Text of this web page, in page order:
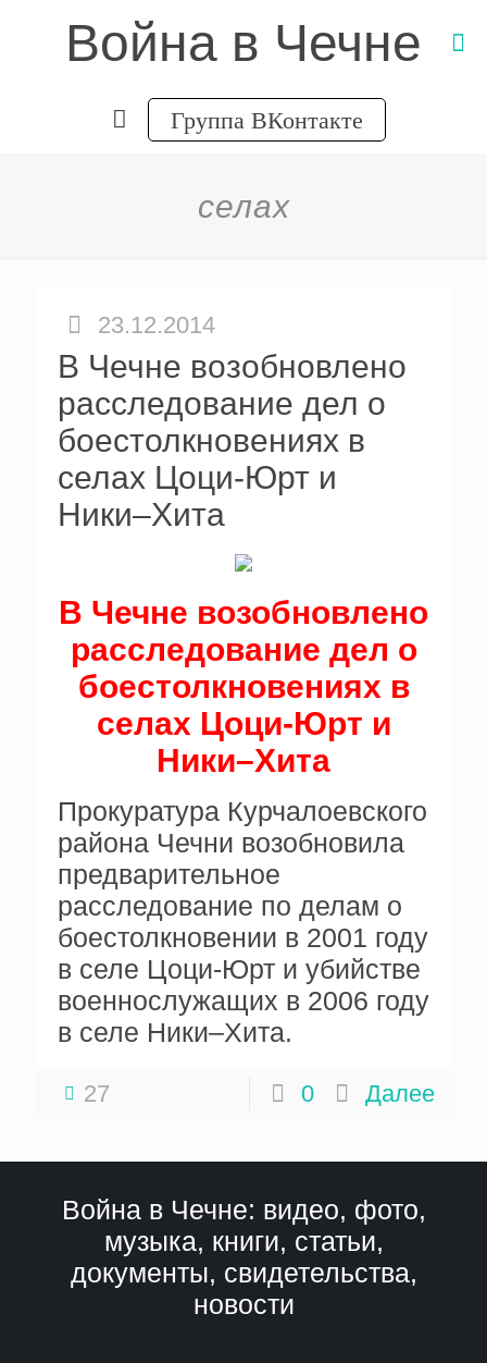
Война в Чечне
Группа ВКонтакте
селах
23.12.2014
В Чечне возобновлено
расследование дел о
боестолкновениях в
селах Цоци-Юрт и
Ники–Хита
В Чечне возобновлено
расследование дел о
боестолкновениях в
селах Цоци-Юрт и
Ники–Хита
Прокуратура Курчалоевского
района Чечни возобновила
предварительное
расследование по делам о
боестолкновении в 2001 году
в селе Цоци-Юрт и убийстве
военнослужащих в 2006 году
в селе Ники–Хита.
27 0 Далее
Война в Чечне: видео, фото,
музыка, книги, статьи,
документы, свидетельства,
новости